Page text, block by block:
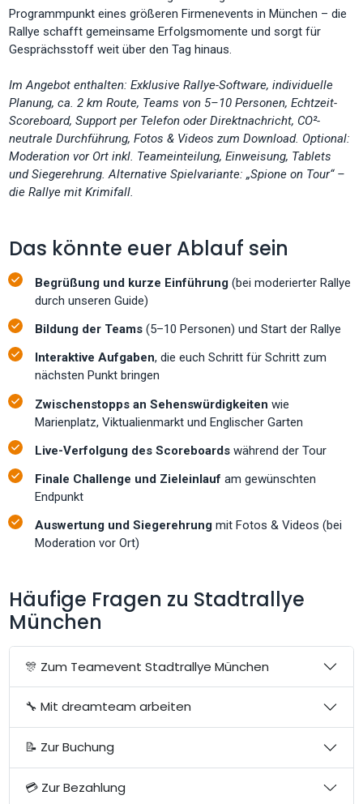
Programmpunkt eines größeren Firmenevents in München – die
Rallye schafft gemeinsame Erfolgsmomente und sorgt für
Gesprächsstoff weit über den Tag hinaus.
Im Angebot enthalten: Exklusive Rallye-Software, individuelle
Planung, ca. 2 km Route, Teams von 5–10 Personen, Echtzeit-
Scoreboard, Support per Telefon oder Direktnachricht, CO²-
neutrale Durchführung, Fotos & Videos zum Download. Optional:
Moderation vor Ort inkl. Teameinteilung, Einweisung, Tablets
und Siegerehrung. Alternative Spielvariante: „Spione on Tour“ –
die Rallye mit Krimifall.
Das könnte euer Ablauf sein
Begrüßung und kurze Einführung (bei moderierter Rallye
durch unseren Guide)
Bildung der Teams(5–10 Personen) und Start der Rallye
Interaktive Aufgaben, die euch Schritt für Schritt zum
nächsten Punkt bringen
Zwischenstopps an Sehenswürdigkeiten wie
Marienplatz, Viktualienmarkt und Englischer Garten
Live-Verfolgung des Scoreboards während der Tour
Finale Challenge und Zieleinlauf am gewünschten
Endpunkt
Auswertung und Siegerehrungmit Fotos & Videos (bei
Moderation vor Ort)
Häufige Fragen zu Stadtrallye
München
🎊 Zum Teamevent Stadtrallye München
🔧 Mit dreamteam arbeiten
📝 Zur Buchung
💳 Zur Bezahlung